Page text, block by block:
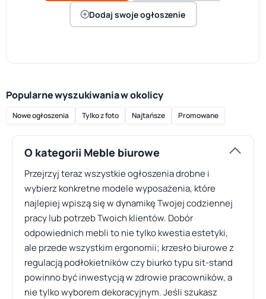
Dodaj swoje ogłoszenie
Popularne wyszukiwania w okolicy
Nowe ogłoszenia Tylko z foto Najtańsze Promowane
O kategorii Meble biurowe
Przejrzyj teraz wszystkie ogłoszenia drobne i
wybierz konkretne modele wyposażenia, które
najlepiej wpiszą się w dynamikę Twojej codziennej
pracy lub potrzeb Twoich klientów. Dobór
odpowiednich mebli to nie tylko kwestia estetyki,
ale przede wszystkim ergonomii; krzesło biurowe z
regulacją podłokietników czy biurko typu sit-stand
powinno być inwestycją w zdrowie pracowników, a
nie tylko wyborem dekoracyjnym. Jeśli szukasz